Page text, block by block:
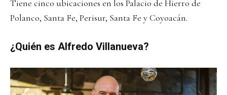
Tiene cinco ubicaciones en los Palacio de Hierro de
Polanco, Santa Fe, Perisur, Santa Fe y Coyoacán.
¿Quién es Alfredo Villanueva?